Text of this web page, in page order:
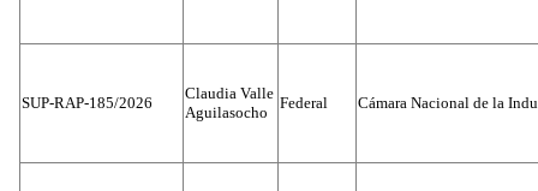
SUP-RAP-185/2026
Claudia Valle
Aguilasocho
Federal Cámara Nacional de la